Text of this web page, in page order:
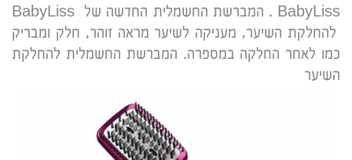
BabyLiss . המברשת החשמלית החדשה של BabyLiss
להחלקת השיער, מעניקה לשיער מראה זוהר, חלק ומבריק
כמו לאחר החלקה במספרה. המברשת החשמלית להחלקת
השיער